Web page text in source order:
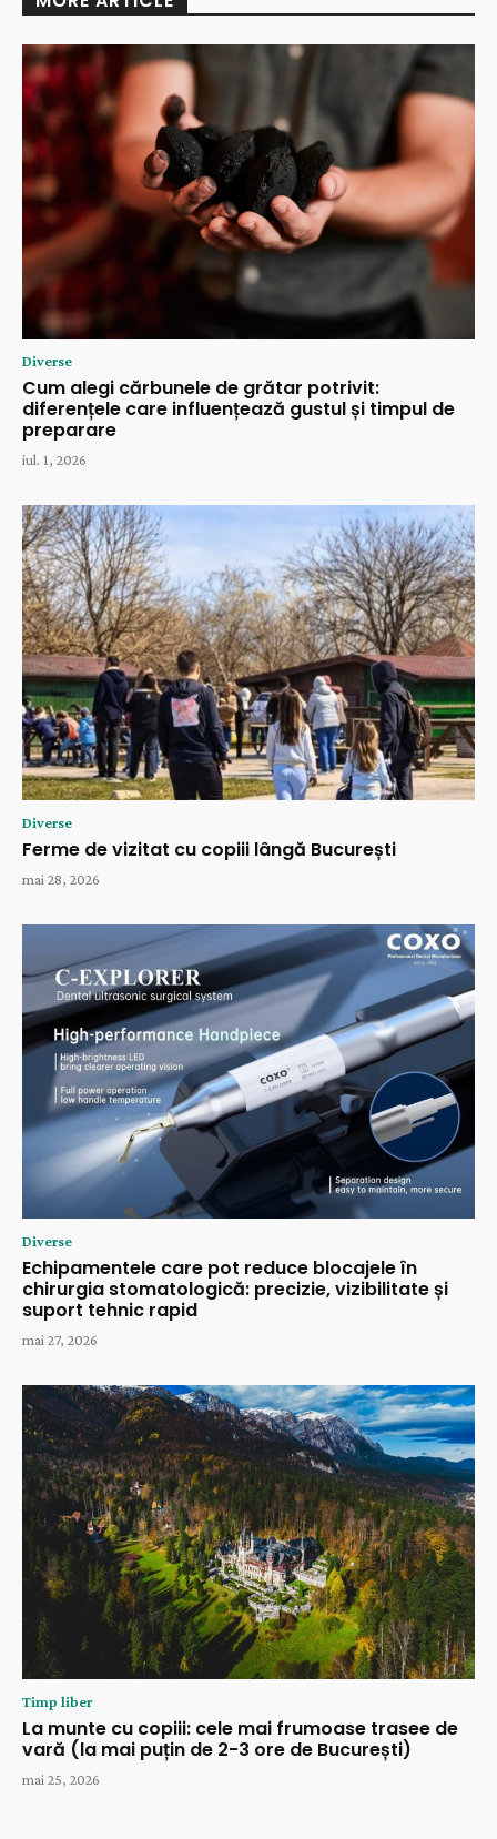
Diverse
Cum alegi cărbunele de grătar potrivit:
diferențele care influențează gustul și timpul de
preparare
iul. 1, 2026
Diverse
Ferme de vizitat cu copiii lângă București
mai 28, 2026
Diverse
Echipamentele care pot reduce blocajele în
chirurgia stomatologică: precizie, vizibilitate și
suport tehnic rapid
mai 27, 2026
Timp liber
La munte cu copiii: cele mai frumoase trasee de
vară (la mai puțin de 2-3 ore de București)
mai 25, 2026